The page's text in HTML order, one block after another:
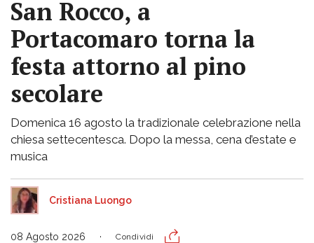
San Rocco, a
Portacomaro torna la
festa attorno al pino
secolare
Domenica 16 agosto la tradizionale celebrazione nella
chiesa settecentesca. Dopo la messa, cena d’estate e
musica
Cristiana Luongo
08 Agosto 2026 Condividi